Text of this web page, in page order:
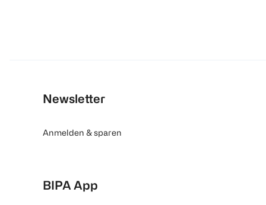
Newsletter
Anmelden & sparen
BIPA App